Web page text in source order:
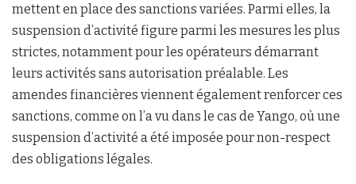
mettent en place des sanctions variées. Parmi elles, la
suspension d’activité figure parmi les mesures les plus
strictes, notamment pour les opérateurs démarrant
leurs activités sans autorisation préalable. Les
amendes financières viennent également renforcer ces
sanctions, comme on l’a vu dans le cas de Yango, où une
suspension d’activité a été imposée pour non-respect
des obligations légales.